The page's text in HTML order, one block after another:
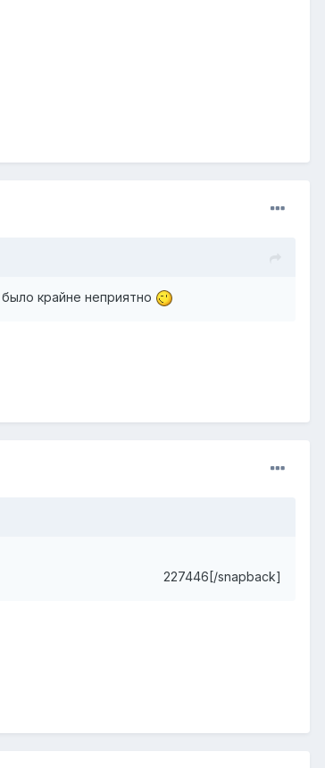
крайне неприятно
227446[/snapback]